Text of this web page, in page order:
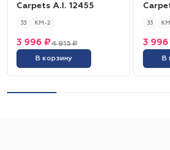
Carpets A.I. 12455
33 КМ-2
4 915 ₽
3 996 ₽
В корзину
33
3
В